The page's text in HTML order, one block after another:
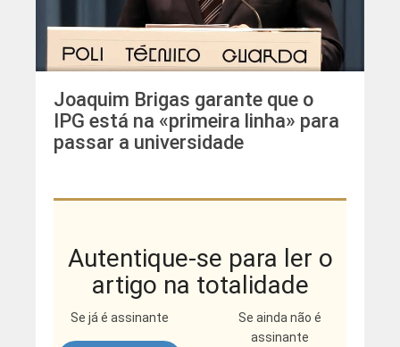
Joaquim Brigas garante que o
IPG está na «primeira linha» para
passar a universidade
Autentique-se para ler o
artigo na totalidade
Se já é assinante
Se ainda não é
assinante